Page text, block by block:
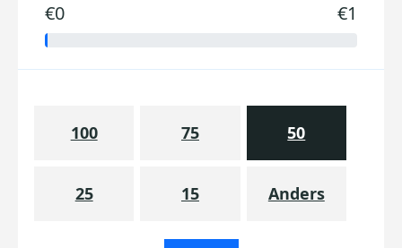
€0 €1
100 75 50
25 15 Anders